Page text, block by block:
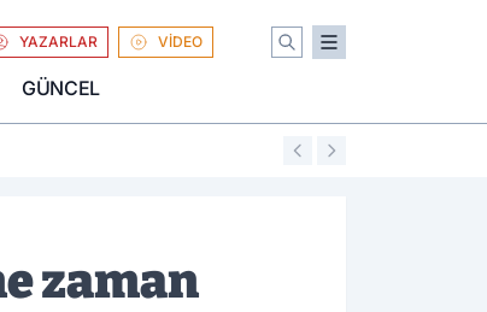
YAZARLAR VİDEO
GÜNCEL
01:04
zaman